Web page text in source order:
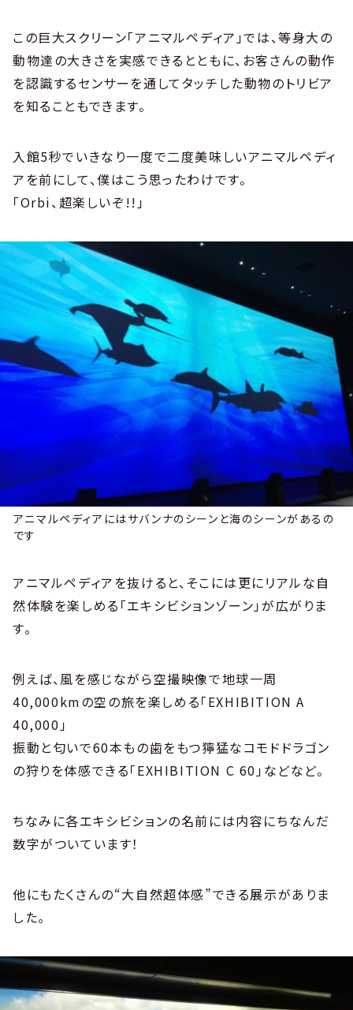
この巨大スクリーン「アニマルペディア」では、等身大の
動物達の大きさを実感できるとともに、お客さんの動作
を認識するセンサーを通してタッチした動物のトリビア
を知ることもできます。
入館5秒でいきなり一度で二度美味しいアニマルペディ
アを前にして、僕はこう思ったわけです。
「Orbi、超楽しいぞ!!」
アニマルペディアにはサバンナのシーンと海のシーンがあるの
です
アニマルペディアを抜けると、そこには更にリアルな自
然体験を楽しめる「エキシビションゾーン」が広がりま
す。
例えば、風を感じながら空撮映像で地球一周
40,000kmの空の旅を楽しめる「EXHIBITION A
40,000」
振動と匂いで60本もの歯をもつ獰猛なコモドドラゴン
の狩りを体感できる「EXHIBITION C 60」などなど。
ちなみに各エキシビションの名前には内容にちなんだ
数字がついています！
他にもたくさんの“大自然超体感”できる展示がありま
した。